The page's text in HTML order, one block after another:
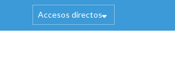
Accesos directos